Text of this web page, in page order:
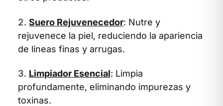
Suero Rejuvenecedor: Nutre y
rejuvenece la piel, reduciendo la apariencia
de líneas finas y arrugas.
Limpiador Esencial: Limpia
profundamente, eliminando impurezas y
toxinas.